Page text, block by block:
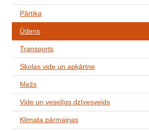
Pārtika
Ūdens
Transports
Skolas vide un apkārtne
Mežs
Vide un veselīgs dzīvesveids
Klimata pārmaiņas